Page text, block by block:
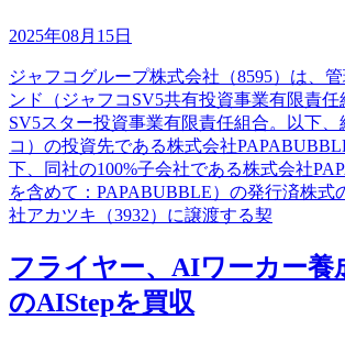
2025年08月15日
ジャフコグループ株式会社（8595）は、
ンド（ジャフコSV5共有投資事業有限責任
SV5スター投資事業有限責任組合。以下、
コ）の投資先である株式会社
下、同社の100%子会社である株式会社
を含めて：PAPABUBBLE）の発行済株式
社アカツキ（3932）に譲渡する契
フライヤー、AIワーカー養
のAIStepを買収